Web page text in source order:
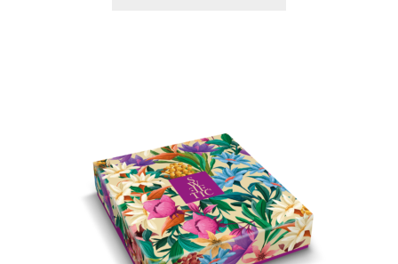
választhatók
ki